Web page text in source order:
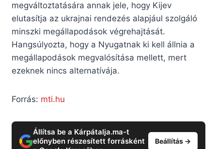
megváltoztatására annak jele, hogy Kijev
elutasítja az ukrajnai rendezés alapjául szolgáló
minszki megállapodások végrehajtását.
Hangsúlyozta, hogy a Nyugatnak ki kell állnia a
megállapodások megvalósítása mellett, mert
ezeknek nincs alternatívája.
Forrás: mti.hu
Állítsa be a Kárpátalja.ma-t
előnyben részesített forrásként
Beállítás →